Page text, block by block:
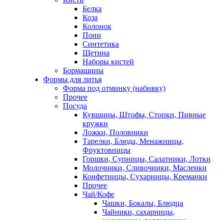
Белка
Коза
Колонок
Пони
Синтетика
Щетина
Наборы кистей
Бормашины
Формы для литья
Форма под отминку (набивку)
Прочее
Посуда
Кувшины, Штофы, Стопки, Пивные
кружки
Ложки, Половники
Тарелки, Блюда, Менажницы,
Фруктовницы
Горшки, Супницы, Салатники, Лотки
Молочники, Сливочники, Масленки
Конфетницы, Сухарницы, Креманки
Прочее
Чай/Кофе
Чашки, Бокалы, Блюдца
Чайники, сахарницы,